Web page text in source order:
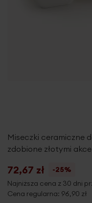
Miseczki ceramiczne
zdobione złotymi
72,67 zł
-25%
Najniższa cena z 30 dni
Cena regularna: 96,90 zł